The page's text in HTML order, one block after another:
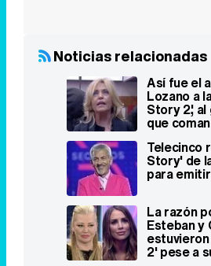
Noticias relacionadas
Así fue el
Lozano a
Story 2',
que
Telecinco
Story' de
para
La razón
Esteban y
2' pese a